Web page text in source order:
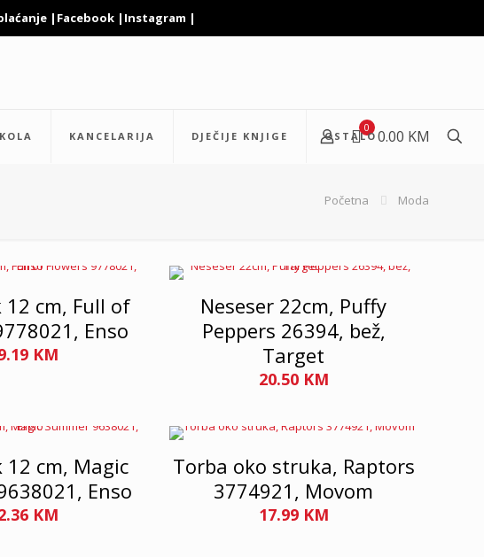
| Facebook | Instagram |
KANCELARIJA DJEČIJE KNJIGE OSTALO
0 0.00 KM
Početna Moda
12 cm, Full of
Enso
KM
Neseser 22cm, Puffy
Peppers 26394, bež,
Target
20.50 KM
12 cm, Magic
Enso
KM
Torba oko struka, Raptors
3774921, Movom
17.99 KM